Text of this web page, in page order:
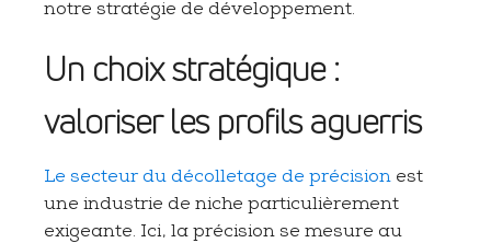
notre stratégie de développement.
Un choix stratégique :
valoriser les profils aguerris
Le secteur du décolletage de précision est
une industrie de niche particulièrement
exigeante. Ici, la précision se mesure au